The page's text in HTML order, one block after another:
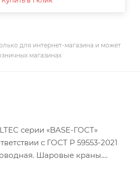
для интернет-магазина и может
магазинах
серии «BASE-ГОСТ»
с ГОСТ Р 59553-2021
Шаровые краны.